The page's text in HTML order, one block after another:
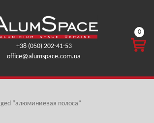
+38 (050) 202-41-53
office@alumspace.com.ua
КОРЗ
ГРН.
0
“алюминиевая полоса”